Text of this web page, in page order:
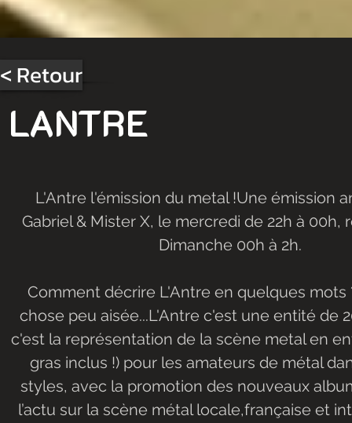
< Retour
LANTRE
L'Antre l'émission du metal !Une émission
Gabriel & Mister X, le mercredi de 22h à 00h,
Dimanche 00h à 2h.​
Comment décrire L'Antre en quelques mots
chose peu aisée...L'Antre c'est une entité de
c'est la représentation de la scène metal en
gras inclus !) pour les amateurs de métal
styles, avec la promotion des nouveaux
l’actu sur la scène métal locale,française et